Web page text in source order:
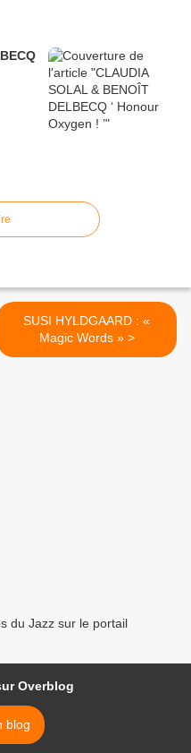
SUSI HYLDGAARD : «
Magic Words » >
du Jazz sur le portail
Overblog
blog